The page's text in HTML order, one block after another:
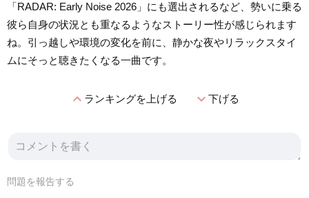
「RADAR: Early Noise 2026」にも選出されるなど、勢いに乗る
彼ら自身の状況とも重なるようなストーリー性が感じられます
ね。引っ越しや環境の変化を前に、静かな夜やリラックスタイ
ムにそっと聴きたくなる一曲です。
expand_lessランキングを上げる expand_more下げる
問題を報告する